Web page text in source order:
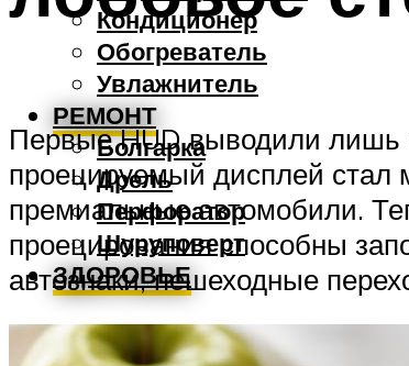
Кондиционер
Обогреватель
Увлажнитель
РЕМОНТ
Болгарка
Дрель
Перфоратор
Шуруповерт
ЗДОРОВЬЕ
МЕНЮ
Первые HUD выводили
проецируемый дисплей
премиальные автомобили.
проецирования способны
автознаки, пешеходные